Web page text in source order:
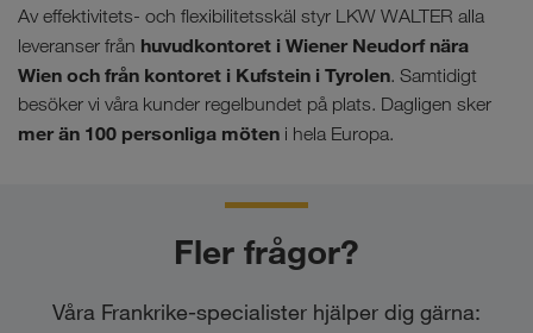
Av effektivitets- och flexibilitetsskäl styr LKW WALTER alla
leveranser från huvudkontoret i Wiener Neudorf nära
Wien och från kontoret i Kufstein i Tyrolen. Samtidigt
besöker vi våra kunder regelbundet på plats. Dagligen sker
mer än 100 personliga möten i hela Europa.
Fler frågor?
Våra Frankrike-specialister hjälper dig gärna: